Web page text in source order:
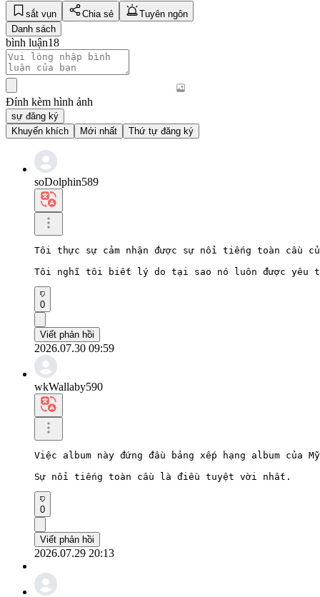
sắt vụn Chia sẻ
Tuyên ngôn
Danh sách
bình luận18
Đính kèm hình ảnh
sự đăng ký
Khuyến khích
Mới nhất Thứ tự đăng ký
soDolphin589
Tôi thực sự cảm nhận được sự nổi tiếng toàn cầu
Tôi nghĩ tôi biết lý do tại sao nó luôn được yêu
0
Viết phản hồi
2026.07.30 09:59
wkWallaby590
Việc album này đứng đầu bảng xếp hạng album của
Sự nổi tiếng toàn cầu là điều tuyệt vời nhất.
0
Viết phản hồi
2026.07.29 20:13